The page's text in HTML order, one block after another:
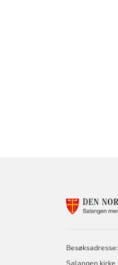
Besøksadresse: